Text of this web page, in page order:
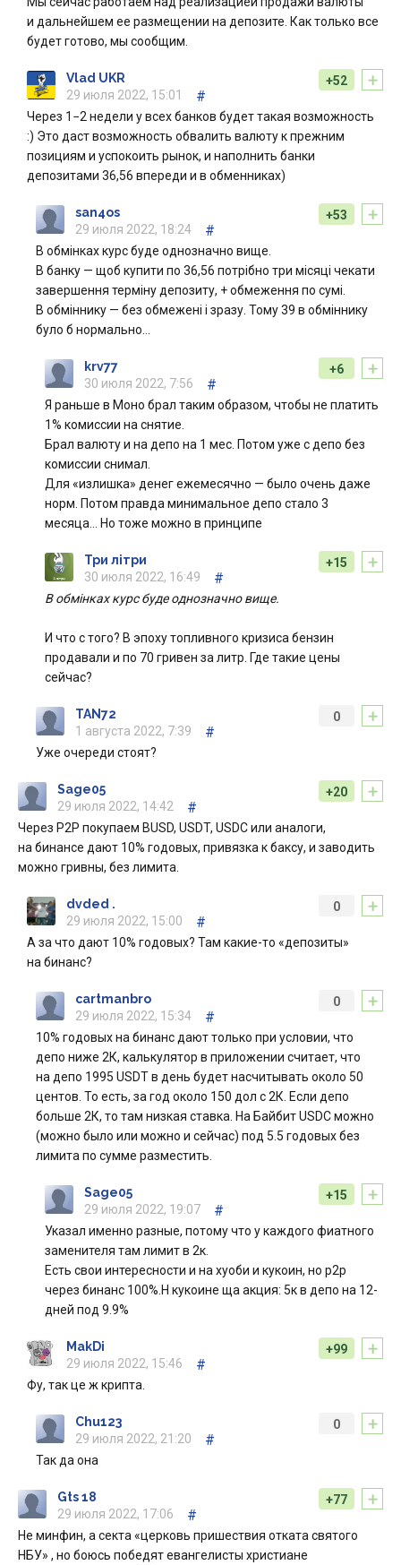
и дальнейшем ее размещении на депозите. Как только все
будет готово, мы сообщим.
+
+52
Vlad UKR
29 июля 2022, 15:01
#
Через 1−2 недели у всех банков будет такая возможность
:) Это даст возможность обвалить валюту к прежним
позициям и успокоить рынок, и наполнить банки
депозитами 36,56 впереди и в обменниках)
+
+53
san4os
29 июля 2022, 18:24
#
В обмінках курс буде однозначно вище.
В банку — щоб купити по 36,56 потрібно три місяці чекати
завершення терміну депозиту, + обмеження по сумі.
В обміннику — без обмежені і зразу. Тому 39 в обміннику
було б нормально…
+
+6
krv77
30 июля 2022, 7:56
#
Я раньше в Моно брал таким образом, чтобы не платить
1% комиссии на снятие.
Брал валюту и на депо на 1 мес. Потом уже с депо без
комиссии снимал.
Для «излишка» денег ежемесячно — было очень даже
норм. Потом правда минимальное депо стало 3
месяца… Но тоже можно в принципе
+
+15
Три літри
30 июля 2022, 16:49
#
В обмінках курс буде однозначно вище.
И что с того? В эпоху топливного кризиса бензин
продавали и по 70 гривен за литр. Где такие цены
сейчас?
+
0
TAN72
1 августа 2022, 7:39
#
Уже очереди стоят?
+
+20
Sage05
29 июля 2022, 14:42
#
Через P2P покупаем BUSD, USDT, USDC или аналоги,
на бинансе дают 10% годовых, привязка к баксу, и заводить
можно гривны, без лимита.
+
0
dvded .
29 июля 2022, 15:00
#
А за что дают 10% годовых? Там какие-то «депозиты»
на бинанс?
+
0
cartmanbro
29 июля 2022, 15:34
#
10% годовых на бинанс дают только при условии, что
депо ниже 2К, калькулятор в приложении считает, что
на депо 1995 USDT в день будет насчитывать около 50
центов. То есть, за год около 150 дол с 2К. Если депо
больше 2К, то там низкая ставка. На Байбит USDC можно
(можно было или можно и сейчас) под 5.5 годовых без
лимита по сумме разместить.
+
+15
Sage05
29 июля 2022, 19:07
#
Указал именно разные, потому что у каждого фиатного
заменителя там лимит в 2к.
Есть свои интересности и на хуоби и кукоин, но p2p
через бинанс 100%.Н кукоине ща акция: 5к в депо на 12-
дней под 9.9%
+
+99
MakDi
29 июля 2022, 15:46
#
Фу, так це ж крипта.
+
0
Chu123
29 июля 2022, 21:20
#
Так да она
+
+77
Gts 18
29 июля 2022, 17:06
#
Не минфин, а секта «церковь пришествия отката святого
НБУ» , но боюсь победят евангелисты христиане